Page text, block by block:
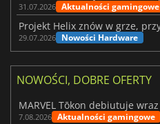
31.07.2026 Aktualności gamingowe
29.07.2026 Nowości Hardware
NOWOŚCI, DOBRE OFERTY
7.08.2026 Aktualności gamingowe